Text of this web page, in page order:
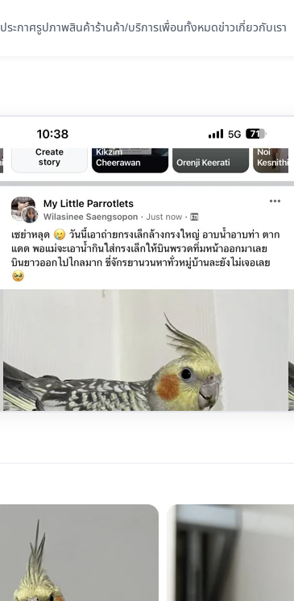
ประกาศรูปภาพสินค้าร้านค้า/บริการเพื่อนทั้งหมดข่าวเกี่ยวกับเรา